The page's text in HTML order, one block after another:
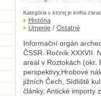
Kategória v ktorej je kniha
História
Umenie / Ostatné
Informační orgán
ČSSR. Ročník XXXVII.
areál v Roztokách (okr.
perspektivy,Hrobové
jižních Čech, Sídliště
články, Antické importy